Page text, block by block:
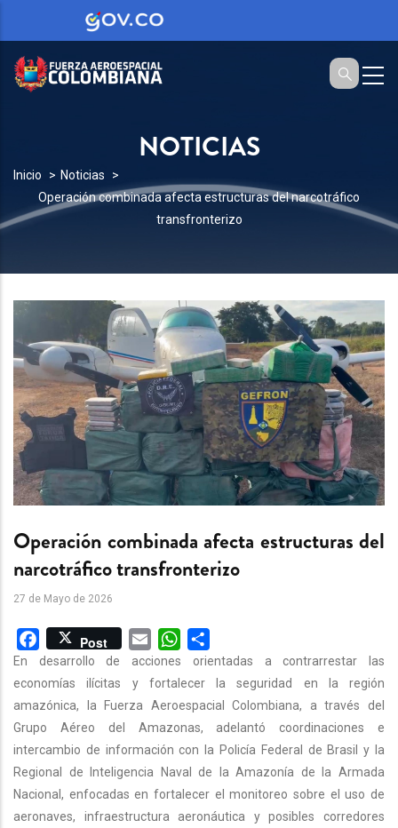
NOTICIAS
SOBRESCRIBIR
ENLACES
DE
A
LA
NAVEGACIÓN
Inicio
Noticias
Operación combinada afecta estructuras del narcotráfico
transfronterizo
Operación combinada afecta estructuras del
narcotráfico transfronterizo
27 de Mayo de 2026
Facebook
Post Email WhatsApp
En desarrollo de acciones orientadas a contrarrestar las
economías ilícitas y fortalecer la seguridad en la región
amazónica, la Fuerza Aeroespacial Colombiana, a través del
Grupo Aéreo del Amazonas, adelantó coordinaciones e
intercambio de información con la Policía Federal de Brasil y la
Regional de Inteligencia Naval de la Amazonía de la Armada
Nacional, enfocadas en fortalecer el monitoreo sobre el uso de
aeronaves, infraestructura aeronáutica y posibles corredores